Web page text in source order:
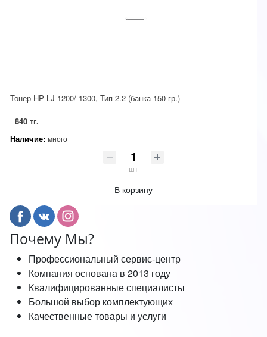
Тонер HP LJ 1200/ 1300, Тип 2.2 (банка 150 гр.)
840 тг.
Наличие: много
шт
В корзину
Почему Мы?
Профессиональный сервис-центр
Компания основана в 2013 году
Квалифицированные специалисты
Большой выбор комплектующих
Качественные товары и услуги